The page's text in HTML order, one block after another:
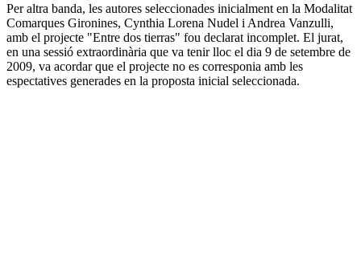
Per altra banda, les autores seleccionades inicialment en la Modalitat
Comarques Gironines, Cynthia Lorena Nudel i Andrea Vanzulli,
amb el projecte "Entre dos tierras" fou declarat incomplet. El jurat,
en una sessió extraordinària que va tenir lloc el dia 9 de setembre de
2009, va acordar que el projecte no es corresponia amb les
espectatives generades en la proposta inicial seleccionada.